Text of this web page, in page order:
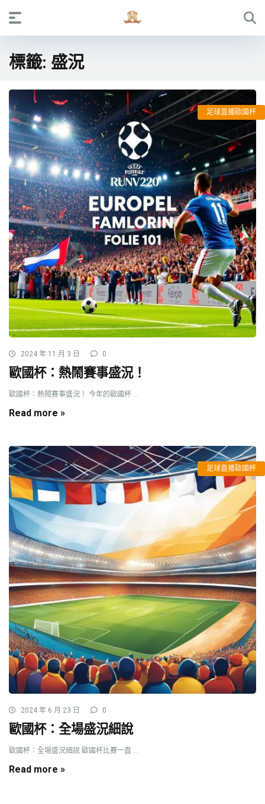
標籤: 盛況
足球直播歐國杯
2024 年 11 月 3 日 0
歐國杯：熱鬧賽事盛況！
歐國杯：熱鬧賽事盛況！ 今年的歐國杯 ...
Read more »
足球直播歐國杯
2024 年 6 月 23 日 0
歐國杯：全場盛況細說
歐國杯：全場盛況細說 歐國杯比賽一直 ...
Read more »